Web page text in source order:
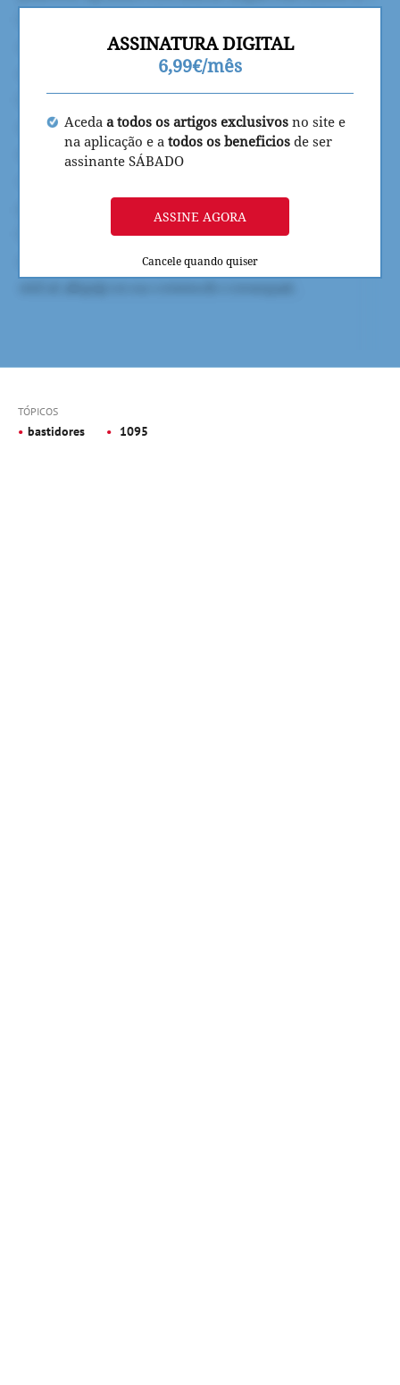
ASSINATURA DIGITAL
6,99€/mês
Aceda a todos os artigos exclusivos no site e
na aplicação e a todos os beneficios de ser
assinante SÁBADO
ASSINE AGORA
Cancele quando quiser
TÓPICOS
bastidores 1095